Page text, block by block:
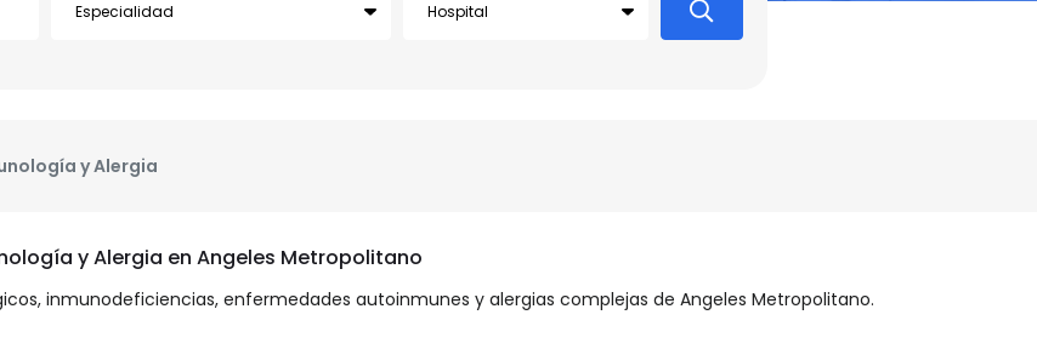
y Alergia
y Alergia en Angeles Metropolitano
inmunodeficiencias, enfermedades autoinmunes y alergias complejas de Angeles Metropolitano.